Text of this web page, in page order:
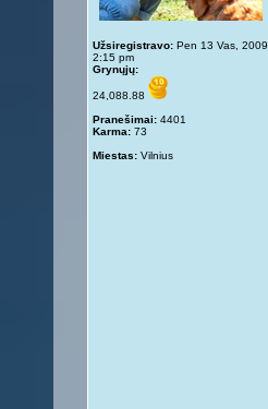
Užsiregistravo: Pen 13 Vas, 2009
2:15 pm
Grynųjų:
24,088.88
Pranešimai: 4401
Karma: 73
Miestas: Vilnius